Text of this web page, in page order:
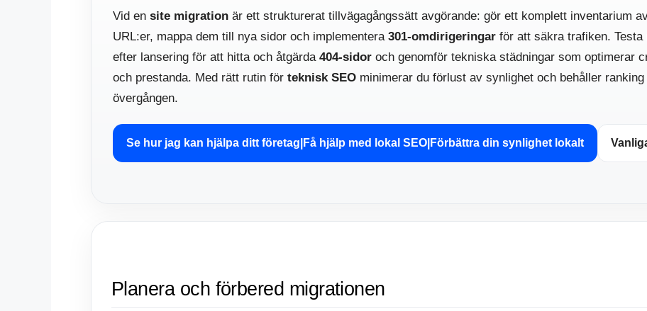
Vid en site migration är ett strukturerat tillvägagångssätt avgörande: gör ett komplett inventarium
URL:er, mappa dem till nya sidor och implementera 301-omdirigeringar för att säkra trafiken. Testa
efter lansering för att hitta och åtgärda 404-sidor och genomför tekniska städningar som optimerar
och prestanda. Med rätt rutin för teknisk SEO minimerar du förlust av synlighet och behåller ranking
övergången.
Se hur jag kan hjälpa ditt företag|Få hjälp med lokal SEO|Förbättra din synlighet lokalt
Planera och förbered migrationen